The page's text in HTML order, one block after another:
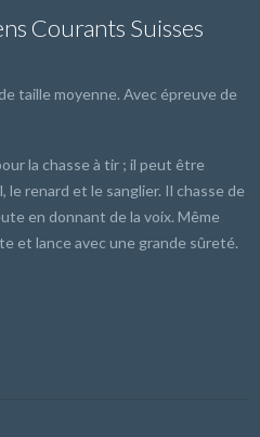
Courants Suisses
taille moyenne. Avec épreuve de
la chasse à tir ; il peut être
le renard et le sanglier. Il chasse de
en donnant de la voix. Même
et lance avec une grande sûreté.